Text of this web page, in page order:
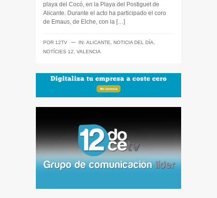
playa del Cocó, en la Playa del Postiguet de
Alicante. Durante el acto ha participado el coro
de Emaus, de Elche, con la […]
POR 12TV ─ IN: ALICANTE, NOTICIA DEL DÍA,
NOTÍCIES 12, VALENCIA